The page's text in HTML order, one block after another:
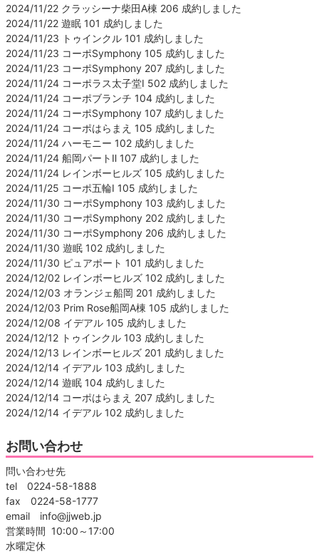
2024/11/22 クラッシーナ柴田A棟 206 成約しました
2024/11/22 遊眠 101 成約しました
2024/11/23 トゥインクル 101 成約しました
2024/11/23 コーポSymphony 105 成約しました
2024/11/23 コーポSymphony 207 成約しました
2024/11/24 コーポラス太子堂Ⅰ 502 成約しました
2024/11/24 コーポブランチ 104 成約しました
2024/11/24 コーポSymphony 107 成約しました
2024/11/24 コーポはらまえ 105 成約しました
2024/11/24 ハーモニー 102 成約しました
2024/11/24 船岡パートⅡ 107 成約しました
2024/11/24 レインボーヒルズ 105 成約しました
2024/11/25 コーポ五輪Ⅰ 105 成約しました
2024/11/30 コーポSymphony 103 成約しました
2024/11/30 コーポSymphony 202 成約しました
2024/11/30 コーポSymphony 206 成約しました
2024/11/30 遊眠 102 成約しました
2024/11/30 ピュアポート 101 成約しました
2024/12/02 レインボーヒルズ 102 成約しました
2024/12/03 オランジェ船岡 201 成約しました
2024/12/03 Prim Rose船岡A棟 105 成約しました
2024/12/08 イデアル 105 成約しました
2024/12/12 トゥインクル 103 成約しました
2024/12/13 レインボーヒルズ 201 成約しました
2024/12/14 イデアル 103 成約しました
2024/12/14 遊眠 104 成約しました
2024/12/14 コーポはらまえ 207 成約しました
2024/12/14 イデアル 102 成約しました
お問い合わせ
問い合わせ先
tel 0224-58-1888
fax 0224-58-1777
email info@jjweb.jp
営業時間 10:00～17:00
水曜定休